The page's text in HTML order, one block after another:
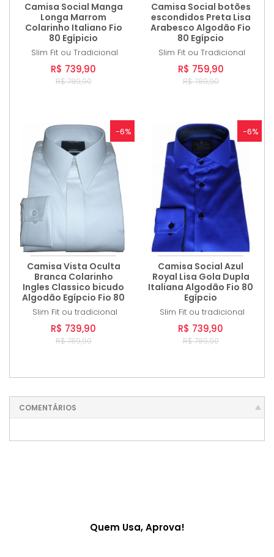
Camisa Social Manga
Longa Marrom
Colarinho Italiano Fio
80 Egípicio
Slim Fit ou Tradicional
R$ 739,90
R$ 789,90
Camisa Social botões
escondidos Preta Lisa
Arabesco Algodão Fio
80 Egípcio
Slim Fit ou Tradicional
R$ 759,90
R$ 789,90
-6%
Camisa Vista Oculta
Branca Colarinho
Ingles Classico bicudo
Algodão Egípcio Fio 80
Slim Fit ou tradicional
R$ 739,90
R$ 789,90
-6%
Camisa Social Azul
Royal Lisa Gola Dupla
Italiana Algodão Fio 80
Egípcio
Slim Fit ou tradicional
R$ 739,90
R$ 789,90
COMENTÁRIOS
Quem Usa, Aprova!